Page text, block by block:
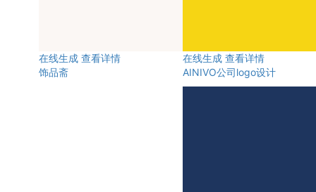
在线生成 查看详情
饰品斋
在线生成 查看详情
AINIVO公司logo设计